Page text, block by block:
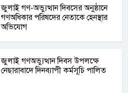
জুলাই গণ-অভ্যুত্থান দিবসের অনুষ্ঠানে
গণঅধিকার পরিষদের নেতাকে হেনস্থার
অভিযোগ
জুলাই গণঅভ্যুত্থান দিবস উপলক্ষে
নেছারাবাদে দিনব্যাপী কর্মসূচি পালিত